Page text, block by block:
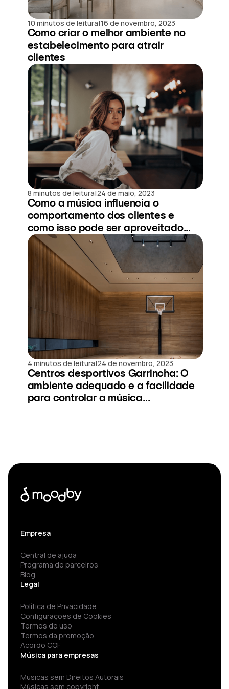
10 minutos de leitura|16 de novembro, 2023
Como criar o melhor ambiente no
estabelecimento para atrair
clientes
8 minutos de leitura|24 de maio, 2023
Como a música influencia o
comportamento dos clientes e
como isso pode ser aproveitado...
4 minutos de leitura|24 de novembro, 2023
Centros desportivos Garrincha: O
ambiente adequado e a facilidade
para controlar a música...
Empresa
Central de ajuda
Programa de parceiros
Blog
Legal
Política de Privacidade
Configurações de Cookies
Termos de uso
Termos da promoção
Acordo COF
Música para empresas
Músicas sem Direitos Autorais
Músicas sem copyright